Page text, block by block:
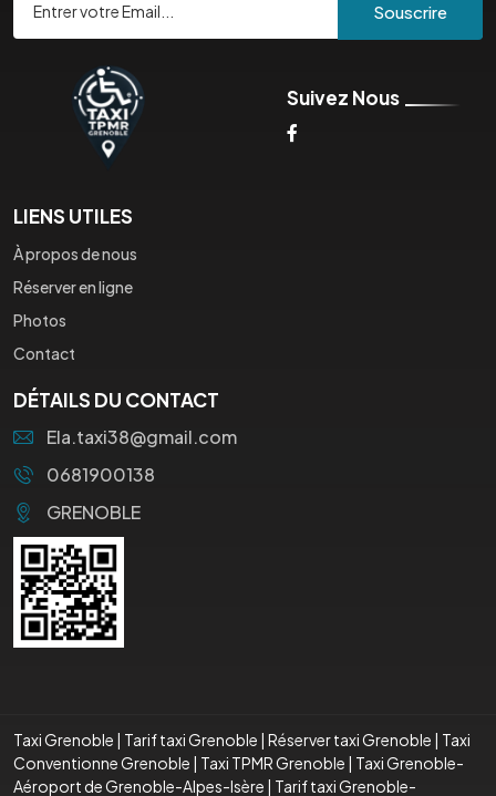
Souscrire
Suivez Nous
LIENS UTILES
À propos de nous
Réserver en ligne
Photos
Contact
DÉTAILS DU CONTACT
Ela.taxi38@gmail.com
0681900138
GRENOBLE
Taxi Grenoble | Tarif taxi Grenoble | Réserver taxi Grenoble | Taxi
Conventionne Grenoble | Taxi TPMR Grenoble | Taxi Grenoble-
Aéroport de Grenoble-Alpes-Isère | Tarif taxi Grenoble-